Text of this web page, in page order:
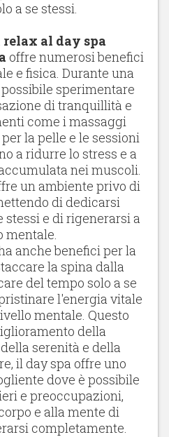
a se stessi.
al day spa
offre numerosi benefici
e fisica. Durante una
sperimentare
di tranquillità e
come i massaggi
la pelle e le sessioni
a ridurre lo stress e a
nei muscoli.
un ambiente privo di
di dedicarsi
stessi e di rigenerarsi a
mentale.
anche benefici per la
la spina dalla
del tempo solo a se
l'energia vitale
mentale. Questo
della
serenità e della
il day spa offre uno
dove è possibile
e preoccupazioni,
e alla mente di
completamente.